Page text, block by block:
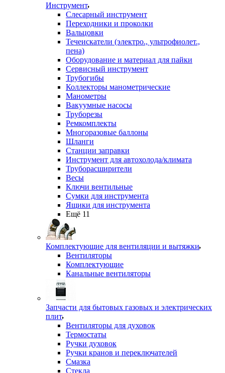
Инструмент
Слесарный инструмент
Переходники и проколки
Вальцовки
Течеискатели (электро., ультрофиолет.,
пена)
Оборудование и материал для пайки
Сервисный инструмент
Трубогибы
Коллекторы манометрические
Манометры
Вакуумные насосы
Труборезы
Ремкомплекты
Многоразовые баллоны
Шланги
Станции заправки
Инструмент для автохолода/климата
Труборасширители
Весы
Ключи вентильные
Сумки для инструмента
Ящики для инструмента
Ещё 11
Комплектующие для вентиляции и вытяжки
Вентиляторы
Комплектующие
Канальные вентиляторы
Запчасти для бытовых газовых и электрических
плит
Вентиляторы для духовок
Термостаты
Ручки духовок
Ручки кранов и переключателей
Смазка
Стекла